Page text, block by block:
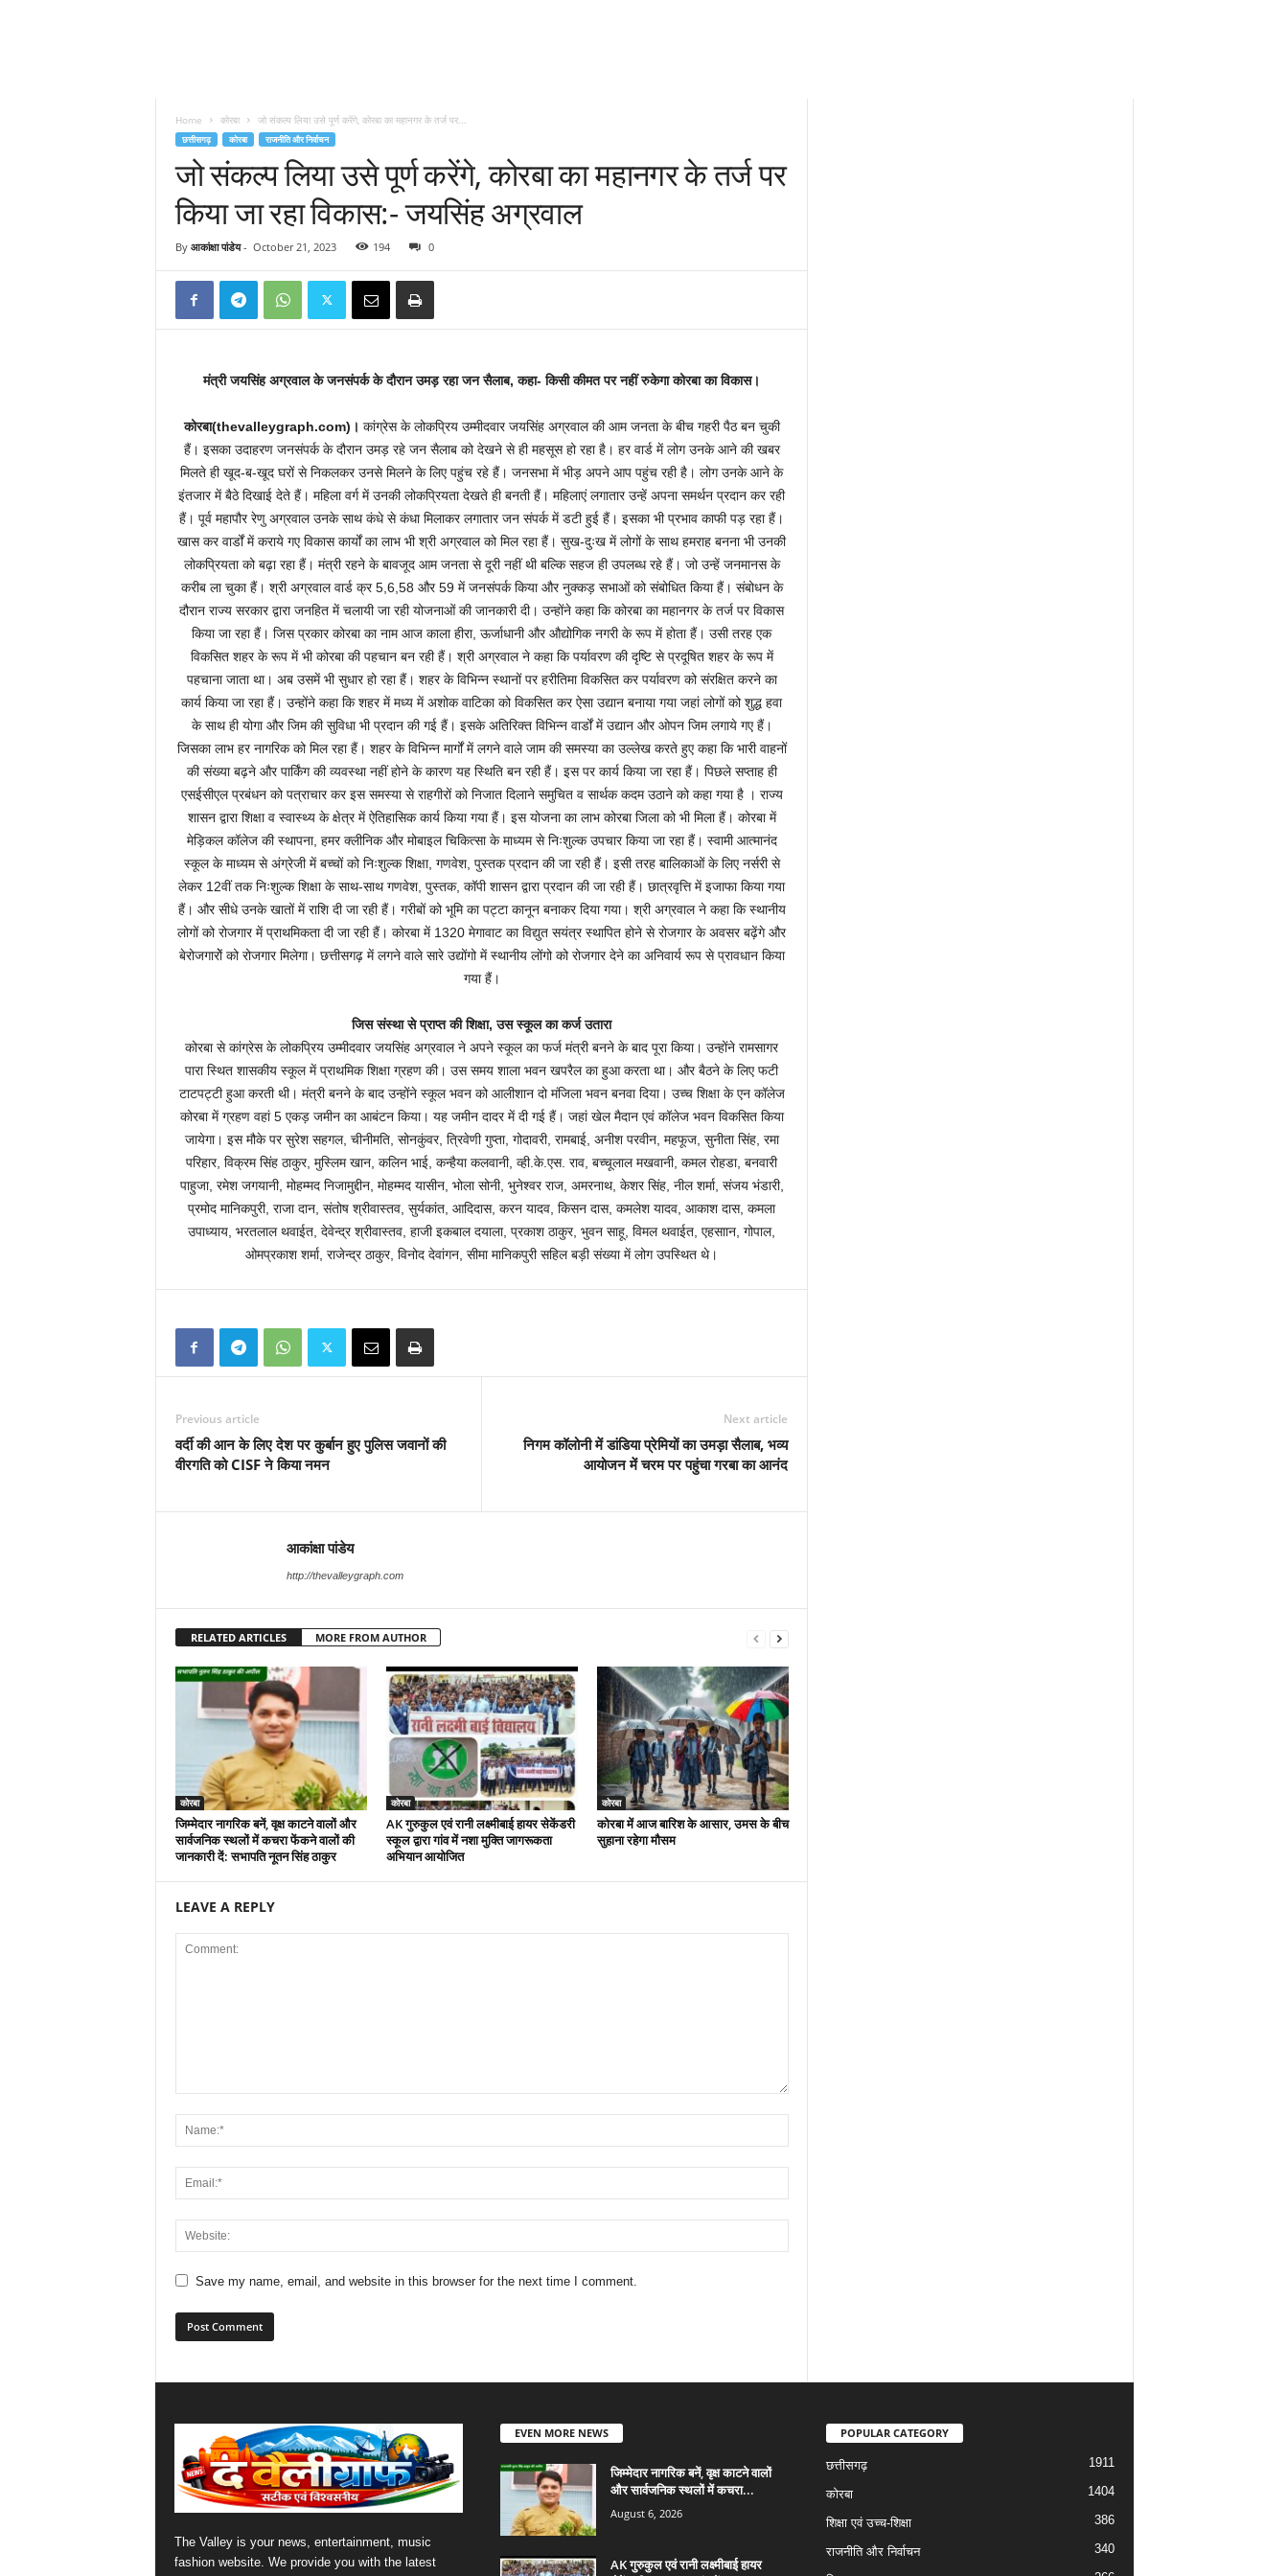
Home कोरबा जो संकल्प लिया उसे पूर्ण करेंगे, कोरबा का महानगर के तर्ज पर...
छत्तीसगढ़ कोरबा राजनीति और निर्वाचन
जो संकल्प लिया उसे पूर्ण करेंगे, कोरबा का महानगर के तर्ज पर
किया जा रहा विकास:- जयसिंह अग्रवाल
By आकांक्षा पांडेय- October 21, 2023 194 0
मंत्री जयसिंह अग्रवाल के जनसंपर्क के दौरान उमड़ रहा जन सैलाब, कहा-किसी कीमत पर नहीं रुकेगा कोरबा का विकास।
कोरबा(thevalleygraph.com)। कांग्रेस के लोकप्रिय उम्मीदवार जयसिंह अग्रवाल की आम जनता के बीच गहरी पैठ बन चुकी
हैं। इसका उदाहरण जनसंपर्क के दौरान उमड़ रहे जन सैलाब को देखने से ही महसूस हो रहा है। हर वार्ड में लोग उनके आने की खबर
मिलते ही खूद-ब-खूद घरों से निकलकर उनसे मिलने के लिए पहुंच रहे हैं। जनसभा में भीड़ अपने आप पहुंच रही है। लोग उनके आने के
इंतजार में बैठे दिखाई देते हैं। महिला वर्ग में उनकी लोकप्रियता देखते ही बनती हैं। महिलाएं लगातार उन्हें अपना समर्थन प्रदान कर रही
हैं। पूर्व महापौर रेणु अग्रवाल उनके साथ कंधे से कंधा मिलाकर लगातार जन संपर्क में डटी हुई हैं। इसका भी प्रभाव काफी पड़ रहा हैं।
खास कर वार्डों में कराये गए विकास कार्यों का लाभ भी श्री अग्रवाल को मिल रहा हैं। सुख-दुःख में लोगों के साथ हमराह बनना भी उनकी
लोकप्रियता को बढ़ा रहा हैं। मंत्री रहने के बावजूद आम जनता से दूरी नहीं थी बल्कि सहज ही उपलब्ध रहे हैं। जो उन्हें जनमानस के
करीब ला चुका हैं। श्री अग्रवाल वार्ड क्र 5,6,58 और 59 में जनसंपर्क किया और नुक्कड़ सभाओं को संबोधित किया हैं। संबोधन के
दौरान राज्य सरकार द्वारा जनहित में चलायी जा रही योजनाओं की जानकारी दी। उन्होंने कहा कि कोरबा का महानगर के तर्ज पर विकास
किया जा रहा हैं। जिस प्रकार कोरबा का नाम आज काला हीरा, ऊर्जाधानी और औद्योगिक नगरी के रूप में होता हैं। उसी तरह एक
विकसित शहर के रूप में भी कोरबा की पहचान बन रही हैं। श्री अग्रवाल ने कहा कि पर्यावरण की दृष्टि से प्रदूषित शहर के रूप में
पहचाना जाता था। अब उसमें भी सुधार हो रहा हैं। शहर के विभिन्न स्थानों पर हरीतिमा विकसित कर पर्यावरण को संरक्षित करने का
कार्य किया जा रहा हैं। उन्होंने कहा कि शहर में मध्य में अशोक वाटिका को विकसित कर ऐसा उद्यान बनाया गया जहां लोगों को शुद्ध हवा
के साथ ही योगा और जिम की सुविधा भी प्रदान की गई हैं। इसके अतिरिक्त विभिन्न वार्डों में उद्यान और ओपन जिम लगाये गए हैं।
जिसका लाभ हर नागरिक को मिल रहा हैं। शहर के विभिन्न मार्गों में लगने वाले जाम की समस्या का उल्लेख करते हुए कहा कि भारी वाहनों
की संख्या बढ़ने और पार्किंग की व्यवस्था नहीं होने के कारण यह स्थिति बन रही हैं। इस पर कार्य किया जा रहा हैं। पिछले सप्ताह ही
एसईसीएल प्रबंधन को पत्राचार कर इस समस्या से राहगीरों को निजात दिलाने समुचित व सार्थक कदम उठाने को कहा गया है । राज्य
शासन द्वारा शिक्षा व स्वास्थ्य के क्षेत्र में ऐतिहासिक कार्य किया गया हैं। इस योजना का लाभ कोरबा जिला को भी मिला हैं। कोरबा में
मेड़िकल कॉलेज की स्थापना, हमर क्लीनिक और मोबाइल चिकित्सा के माध्यम से निःशुल्क उपचार किया जा रहा हैं। स्वामी आत्मानंद
स्कूल के माध्यम से अंग्रेजी में बच्चों को निःशुल्क शिक्षा, गणवेश, पुस्तक प्रदान की जा रही हैं। इसी तरह बालिकाओं के लिए नर्सरी से
लेकर 12वीं तक निःशुल्क शिक्षा के साथ-साथ गणवेश, पुस्तक, कॉपी शासन द्वारा प्रदान की जा रही हैं। छात्रवृत्ति में इजाफा किया गया
हैं। और सीधे उनके खातों में राशि दी जा रही हैं। गरीबों को भूमि का पट्टा कानून बनाकर दिया गया। श्री अग्रवाल ने कहा कि स्थानीय
लोगों को रोजगार में प्राथमिकता दी जा रही हैं। कोरबा में 1320 मेगावाट का विद्युत सयंत्र स्थापित होने से रोजगार के अवसर बढ़ेंगे और
बेरोजगारोें को रोजगार मिलेगा। छत्तीसगढ़ में लगने वाले सारे उद्योंगो में स्थानीय लोंगो को रोजगार देने का अनिवार्य रूप से प्रावधान किया
गया हैं।
जिस संस्था से प्राप्त की शिक्षा, उस स्कूल का कर्ज उतारा
कोरबा से कांग्रेस के लोकप्रिय उम्मीदवार जयसिंह अग्रवाल ने अपने स्कूल का फर्ज मंत्री बनने के बाद पूरा किया। उन्होंने रामसागर
पारा स्थित शासकीय स्कूल में प्राथमिक शिक्षा ग्रहण की। उस समय शाला भवन खपरैल का हुआ करता था। और बैठने के लिए फटी
टाटपट्टी हुआ करती थी। मंत्री बनने के बाद उन्होंने स्कूल भवन को आलीशान दो मंजिला भवन बनवा दिया। उच्च शिक्षा के एन कॉलेज
कोरबा में ग्रहण वहां 5 एकड़ जमीन का आबंटन किया। यह जमीन दादर में दी गई हैं। जहां खेल मैदान एवं कॉलेज भवन विकसित किया
जायेगा। इस मौके पर सुरेश सहगल, चीनीमति, सोनकुंवर, त्रिवेणी गुप्ता, गोदावरी, रामबाई, अनीश परवीन, महफूज, सुनीता सिंह, रमा
परिहार, विक्रम सिंह ठाकुर, मुस्लिम खान, कलिन भाई, कन्हैया कलवानी, व्ही.के.एस. राव, बच्चूलाल मखवानी, कमल रोहडा, बनवारी
पाहुजा, रमेश जगयानी, मोहम्मद निजामुद्दीन, मोहम्मद यासीन, भोला सोनी, भुनेश्वर राज, अमरनाथ, केशर सिंह, नील शर्मा, संजय भंडारी,
प्रमोद मानिकपुरी, राजा दान, संतोष श्रीवास्तव, सुर्यकांत, आदिदास, करन यादव, किसन दास, कमलेश यादव, आकाश दास, कमला
उपाध्याय, भरतलाल थवाईत, देवेन्द्र श्रीवास्तव, हाजी इकबाल दयाला, प्रकाश ठाकुर, भुवन साहू, विमल थवाईत, एहसाान, गोपाल,
ओमप्रकाश शर्मा, राजेन्द्र ठाकुर, विनोद देवांगन, सीमा मानिकपुरी सहिल बड़ी संख्या में लोग उपस्थित थे।
Previous article
वर्दी की आन के लिए देश पर कुर्बान हुए पुलिस जवानों की
वीरगति को CISF ने किया नमन
Next article
निगम कॉलोनी में डांडिया प्रेमियों का उमड़ा सैलाब, भव्य
आयोजन में चरम पर पहुंचा गरबा का आनंद
आकांक्षा पांडेय
http://thevalleygraph.com
RELATED ARTICLES MORE FROM AUTHOR
कोरबा
जिम्मेदार नागरिक बनें, वृक्ष काटने वालों और
सार्वजनिक स्थलों में कचरा फेंकने वालों की
जानकारी दें: सभापति नूतन सिंह ठाकुर
कोरबा
AK गुरुकुल एवं रानी लक्ष्मीबाई हायर सेकेंडरी
स्कूल द्वारा गांव में नशा मुक्ति जागरूकता
अभियान आयोजित
कोरबा
कोरबा में आज बारिश के आसार, उमस के बीच
सुहाना रहेगा मौसम
LEAVE A REPLY
Save my name, email, and website in this browser for the next time I comment.
The Valley is your news, entertainment, music
fashion website. We provide you with the latest
EVEN MORE NEWS
जिम्मेदार नागरिक बनें, वृक्ष काटने वालों
और सार्वजनिक स्थलों में कचरा...
August 6, 2026
AK गुरुकुल एवं रानी लक्ष्मीबाई हायर
POPULAR CATEGORY
छत्तीसगढ़ 1911
कोरबा 1404
शिक्षा एवं उच्च-शिक्षा 386
राजनीति और निर्वाचन 340